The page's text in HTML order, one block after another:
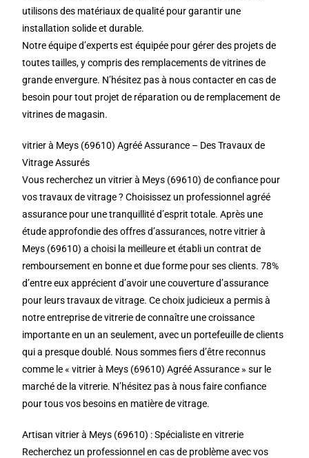
utilisons des matériaux de qualité pour garantir une
installation solide et durable.
Notre équipe d’experts est équipée pour gérer des projets de
toutes tailles, y compris des remplacements de vitrines de
grande envergure. N’hésitez pas à nous contacter en cas de
besoin pour tout projet de réparation ou de remplacement de
vitrines de magasin.
vitrier à Meys (69610) Agréé Assurance – Des Travaux de
Vitrage Assurés
Vous recherchez un vitrier à Meys (69610) de confiance pour
vos travaux de vitrage ? Choisissez un professionnel agréé
assurance pour une tranquillité d’esprit totale. Après une
étude approfondie des offres d’assurances, notre vitrier à
Meys (69610) a choisi la meilleure et établi un contrat de
remboursement en bonne et due forme pour ses clients. 78%
d’entre eux apprécient d’avoir une couverture d’assurance
pour leurs travaux de vitrage. Ce choix judicieux a permis à
notre entreprise de vitrerie de connaître une croissance
importante en un an seulement, avec un portefeuille de clients
qui a presque doublé. Nous sommes fiers d’être reconnus
comme le « vitrier à Meys (69610) Agréé Assurance » sur le
marché de la vitrerie. N’hésitez pas à nous faire confiance
pour tous vos besoins en matière de vitrage.
Artisan vitrier à Meys (69610) : Spécialiste en vitrerie
Recherchez un professionnel en cas de problème avec vos